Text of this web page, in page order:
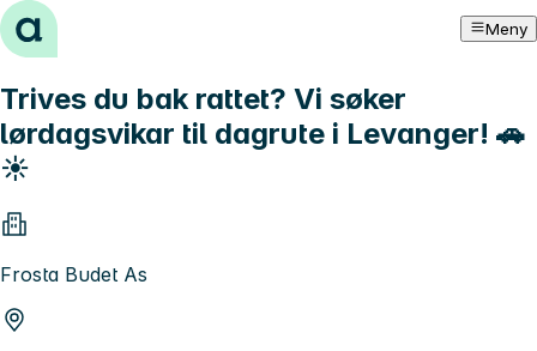
Hopp til innhold Meny
Trives du bak rattet? Vi søker
lørdagsvikar til dagrute i Levanger! 🚗
☀️
Frosta Budet As